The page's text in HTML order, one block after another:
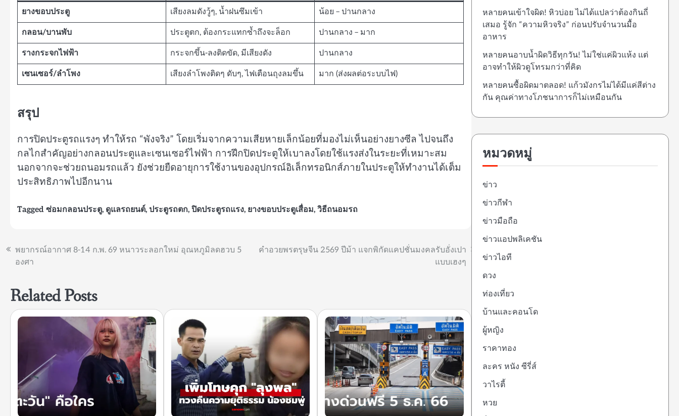
ยางขอบประตู เสียงลมดังวู้ๆ, น้ำฝนซึมเข้า น้อย – ปานกลาง
กลอน/บานพับ ประตูตก, ต้องกระแทกซ้ำถึงจะล็อก ปานกลาง – มาก
รางกระจกไฟฟ้า กระจกขึ้น-ลงติดขัด, มีเสียงดัง ปานกลาง
เซนเซอร์/ลำโพง เสียงลำโพงติดๆ ดับๆ, ไฟเตือนถุงลมขึ้น มาก (ส่งผลต่อระบบไฟ)
สรุป
การปิดประตูรถแรงๆ ทำให้รถ “พังจริง” โดยเริ่มจากความเสียหายเล็กน้อยที่มองไม่เห็นอย่างยางซีล ไปจนถึง
กลไกสำคัญอย่างกลอนประตูและเซนเซอร์ไฟฟ้า การฝึกปิดประตูให้เบาลงโดยใช้แรงส่งในระยะที่เหมาะสม
นอกจากจะช่วยถนอมรถแล้ว ยังช่วยยืดอายุการใช้งานของอุปกรณ์อิเล็กทรอนิกส์ภายในประตูให้ทำงานได้เต็ม
ประสิทธิภาพไปอีกนาน
Tagged ซ่อมกลอนประตู, ดูแลรถยนต์, ประตูรถตก, ปิดประตูรถแรง, ยางขอบประตูเสื่อม, วิธีถนอมรถ
แนะแนว
พยากรณ์อากาศ 8-14 ก.พ. 69 หนาวระลอกใหม่ อุณหภูมิลดฮวบ 5
องศา
คำอวยพรตรุษจีน 2569 ปีม้า แจกพิกัดแคปชั่นมงคลรับอั่งเปา
แบบเฮงๆ
Related Posts
หลายคนเข้าใจผิด! หิวบ่อย ไม่ได้แปลว่าต้องกินถี่
เสมอ รู้จัก “ความหิวจริง” ก่อนปรับจำนวนมื้อ
อาหาร
หลายคนอาบน้ำผิดวิธีทุกวัน! ไม่ใช่แค่ผิวแห้ง แต่
อาจทำให้ผิวดูโทรมกว่าที่คิด
หลายคนซื้อผิดมาตลอด! แก้วมังกรไม่ได้มีแค่สีต่าง
กัน คุณค่าทางโภชนาการก็ไม่เหมือนกัน
หมวดหมู่
ข่าว
ข่าวกีฬา
ข่าวมือถือ
ข่าวแอปพลิเคชัน
ข่าวไอที
ดวง
ท่องเที่ยว
บ้านและคอนโด
ผู้หญิง
ราคาทอง
ละคร หนัง ซีรี่ส์
วาไรตี้
หวย